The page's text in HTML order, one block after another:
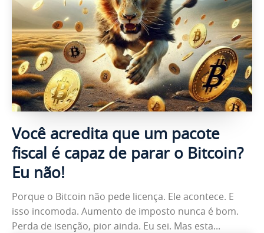
Você acredita que um pacote
fiscal é capaz de parar o Bitcoin?
Eu não!
Porque o Bitcoin não pede licença. Ele acontece. E
isso incomoda. Aumento de imposto nunca é bom.
Perda de isenção, pior ainda. Eu sei. Mas esta...